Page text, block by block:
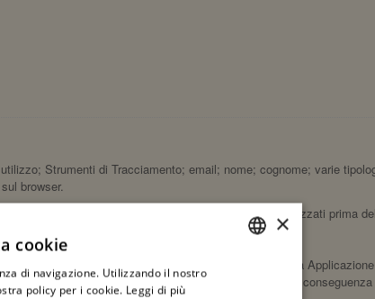
Strumenti di Tracciamento; email; nome; cognome; varie
browser.
policy o mediante specifici testi informativi visualizzati prima
durante l'uso di questa Applicazione.
di comunicarli, potrebbe essere impossibile per questa
dal comunicare tali Dati, senza che ciò abbia alcuna
×
cookie
di navigazione. Utilizzando il nostro
policy per i cookie. Leggi di più